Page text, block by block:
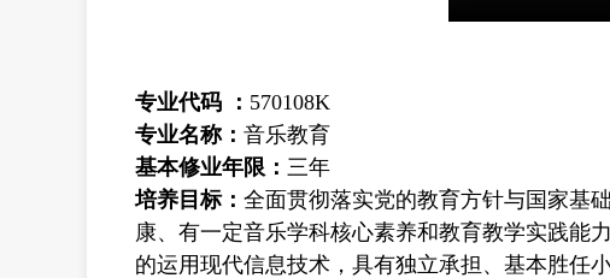
专业代码 ： 570108K
专业名称： 音乐教育
基本修业年限： 三年
培养目标： 全面贯彻落实党的教育方针与国家基
康、有一定音乐学科核心素养和教育教学实践能
的运用现代信息技术，具有独立承担、基本胜任